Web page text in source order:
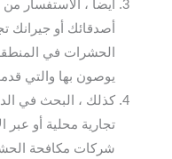
ايضا ، الاستفسار
أصدقائك أو
الحشرات في
يوصون بها والتي
كذلك ، البحث في
تجارية محلية أو عبر
شركات مكافحة